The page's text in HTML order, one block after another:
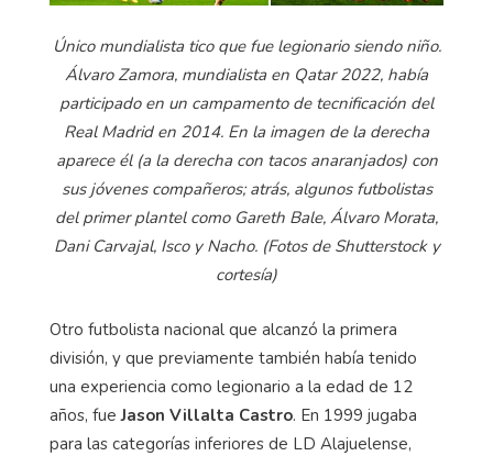
Único mundialista tico que fue legionario siendo niño.
Álvaro Zamora, mundialista en Qatar 2022, había
participado en un campamento de tecnificación del
Real Madrid en 2014. En la imagen de la derecha
aparece él (a la derecha con tacos anaranjados) con
sus jóvenes compañeros; atrás, algunos futbolistas
del primer plantel como Gareth Bale, Álvaro Morata,
Dani Carvajal, Isco y Nacho. (Fotos de Shutterstock y
cortesía)
Otro futbolista nacional que alcanzó la primera
división, y que previamente también había tenido
una experiencia como legionario a la edad de 12
años, fueJason Villalta Castro. En 1999 jugaba
para las categorías inferiores de LD Alajuelense,